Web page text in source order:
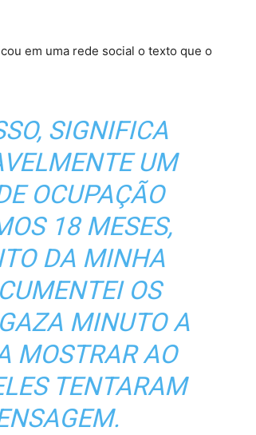
em uma rede social o texto que o
SIGNIFICA
UM
OCUPAÇÃO
18 MESES,
DA MINHA
OS
MINUTO A
MOSTRAR AO
TENTARAM
.